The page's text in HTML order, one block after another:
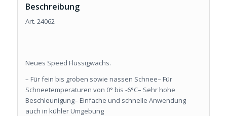
Beschreibung
Art. 24062
Neues Speed Flüssigwachs.
– Für fein bis groben sowie nassen Schnee– Für
Schneetemperaturen von 0° bis -6°C– Sehr hohe
Beschleunigung– Einfache und schnelle Anwendung
auch in kühler Umgebung